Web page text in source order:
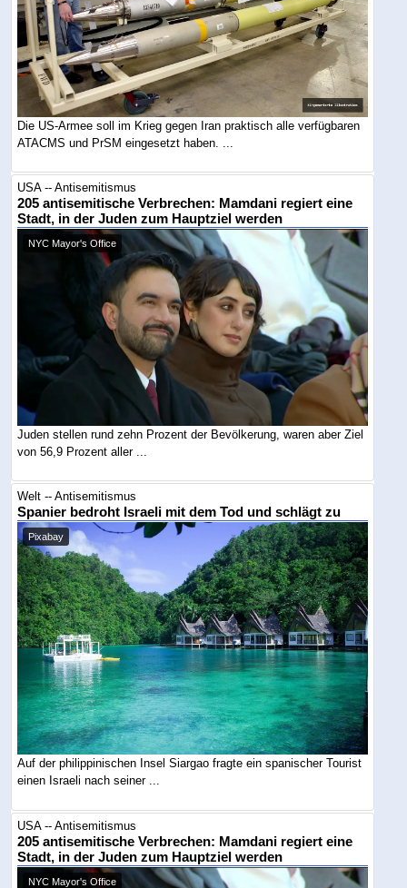
Die US-Armee soll im Krieg gegen Iran praktisch alle verfügbaren
ATACMS und PrSM eingesetzt haben. ...
USA -- Antisemitismus
205 antisemitische Verbrechen: Mamdani regiert eine
Stadt, in der Juden zum Hauptziel werden
NYC Mayor's Office
Juden stellen rund zehn Prozent der Bevölkerung, waren aber Ziel
von 56,9 Prozent aller ...
Welt -- Antisemitismus
Spanier bedroht Israeli mit dem Tod und schlägt zu
Pixabay
Auf der philippinischen Insel Siargao fragte ein spanischer Tourist
einen Israeli nach seiner ...
USA -- Antisemitismus
205 antisemitische Verbrechen: Mamdani regiert eine
Stadt, in der Juden zum Hauptziel werden
NYC Mayor's Office